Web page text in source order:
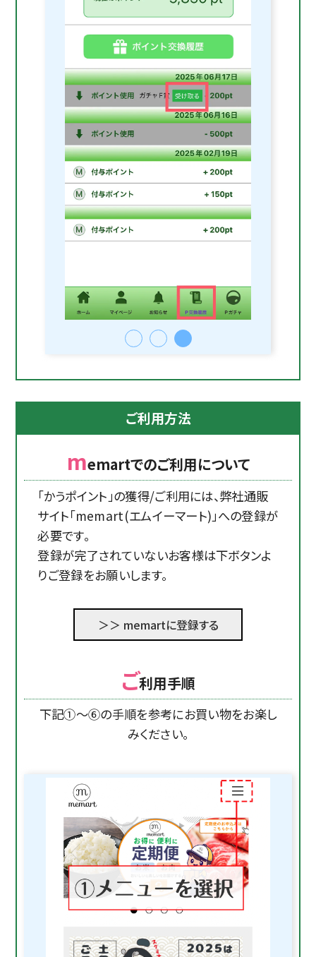
ご利用方法
memartでのご利用について
「かうポイント」の獲得/ご利用には、弊社通販
サイト「memart(エムイーマート)」への登録が
必要です。
登録が完了されていないお客様は下ボタンよ
りご登録をお願いします。
＞＞ memartに登録する
ご利用手順
下記①〜⑥の手順を参考にお買い物をお楽し
みください。